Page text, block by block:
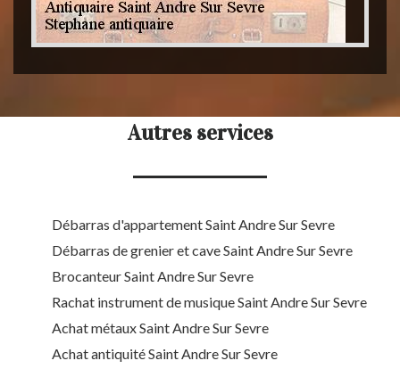
Autres services
Débarras d'appartement Saint Andre Sur Sevre
Débarras de grenier et cave Saint Andre Sur Sevre
Brocanteur Saint Andre Sur Sevre
Rachat instrument de musique Saint Andre Sur Sevre
Achat métaux Saint Andre Sur Sevre
Achat antiquité Saint Andre Sur Sevre